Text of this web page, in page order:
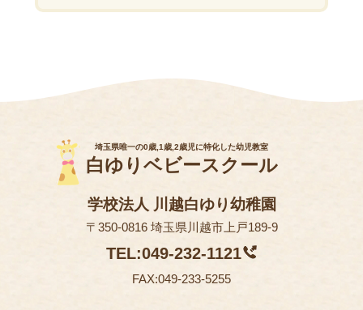
埼玉県唯一の0歳,1歳,2歳児に特化した幼児教室
白ゆりベビースクール
学校法人 川越白ゆり幼稚園
〒350-0816 埼玉県川越市上戸189-9
TEL:049-232-1121
FAX:049-233-5255